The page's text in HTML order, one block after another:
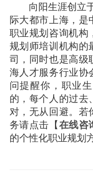
向阳生涯创立于
际大都市上海，是
职业规划咨询机构
规划师培训机构的
司，同时也是高级
海人才服务行业协
问提醒你，职业
的，每个人的过去
对，无从回避。若
务请点击【在线咨
的个性化职业规划